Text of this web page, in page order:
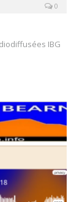
0
IBG